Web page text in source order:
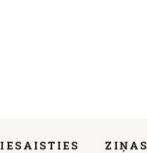
IESAISTIES ZIŅAS